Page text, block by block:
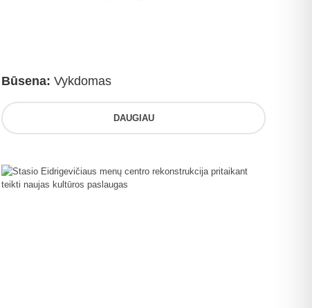
Būsena: Vykdomas
DAUGIAU